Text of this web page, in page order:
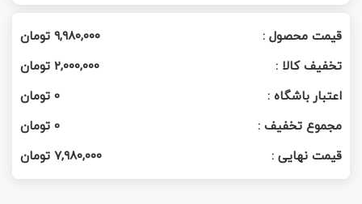
قیمت محصول : ۹,۹۸۰,۰۰۰تومان
تخفیف کالا :
۲,۰۰۰,۰۰۰تومان
اعتبار باشگاه :
0تومان
مجموع تخفیف :
0تومان
قیمت نهایی :
۷,۹۸۰,۰۰۰تومان